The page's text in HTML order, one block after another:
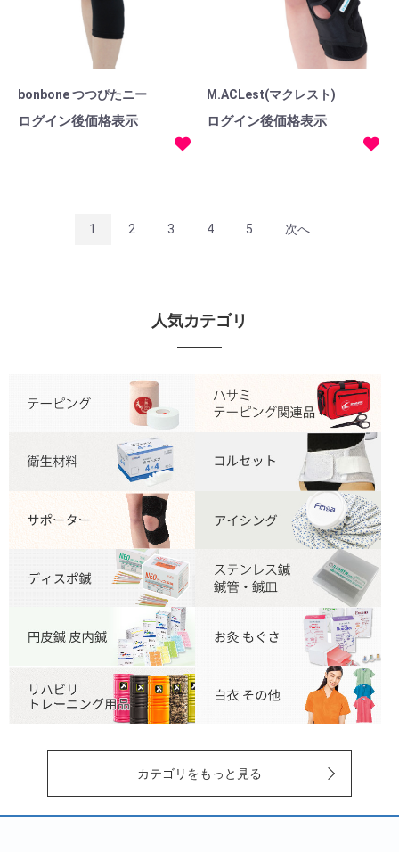
bonbone つつぴたニー
ログイン後価格表示
M.ACLest(マクレスト)
ログイン後価格表示
1 2 3 4 5 次へ
人気カテゴリ
カテゴリをもっと見る